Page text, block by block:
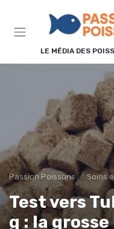
LE MÉDIA DES
Passion Poissons Soins
Test vers
g : la